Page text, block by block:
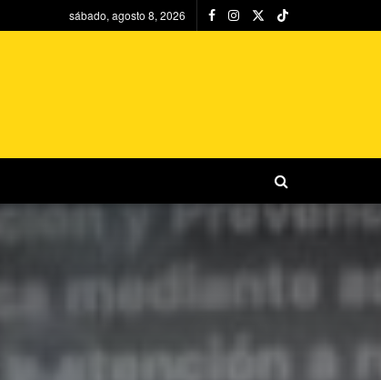
sábado, agosto 8, 2026